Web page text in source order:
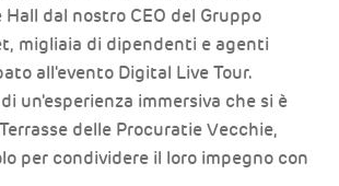
dal nostro CEO del Gruppo
migliaia di dipendenti e agenti
all'evento Digital Live Tour.
un'esperienza immersiva che si è
delle Procuratie Vecchie,
per condividere il loro impegno con